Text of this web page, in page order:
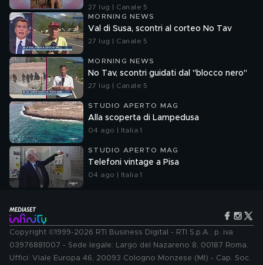
27 lug | Canale 5
MORNING NEWS
Val di Susa, scontri al corteo No Tav
27 lug | Canale 5
MORNING NEWS
No Tav, scontri guidati dal "blocco nero"
27 lug | Canale 5
STUDIO APERTO MAG
Alla scoperta di Lampedusa
04 ago | Italia 1
STUDIO APERTO MAG
Telefoni vintage a Pisa
04 ago | Italia 1
Copyright ©1999-2026 RTI Business Digital - RTI S.p.A.: p. iva
03976881007 - Sede legale: Largo del Nazareno 8, 00187 Roma.
Uffici: Viale Europa 46, 20093 Cologno Monzese (MI) - Cap. Soc.